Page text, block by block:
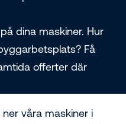
dina maskiner. Hur
Få
offerter där
våra maskiner i